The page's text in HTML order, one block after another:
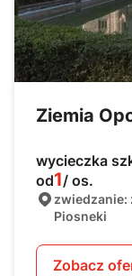
Ziemia
wycieczka
od1/ os.
zwiedzanie:
Piosneki
Zobacz